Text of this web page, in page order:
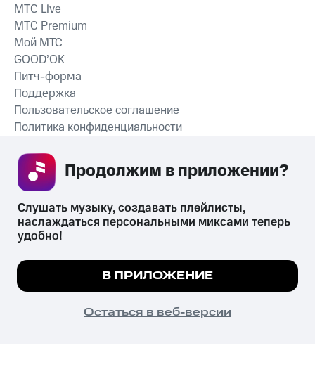
СКАЧАТЬ ПРИЛОЖЕНИЕ
MTС Live
MTС Premium
Мой МТС
GOOD’OK
Питч-форма
Поддержка
Пользовательское соглашение
Политика конфиденциальности
психотропных веществ, их аналогов причиняет вред здоровью,
их незаконный оборот запрещён и влечёт установленную
законодательством ответственность.
© 2026 ООО «КИОН».
Все права защищены
Мы используем куки, чтобы на сайте все
Подробнее
ПОНЯТНО
Слушать музыку, создавать плейлисты,
наслаждаться персональными миксами теперь
удобно!
В ПРИЛОЖЕНИЕ
Остаться в веб-версии